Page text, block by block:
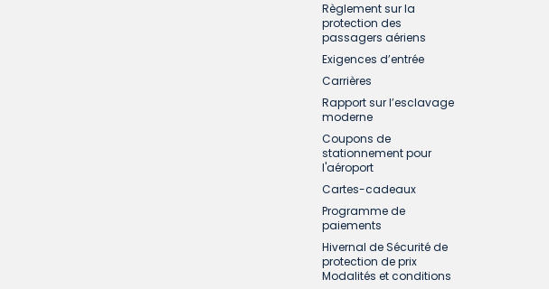
Règlement sur la
protection des
passagers aériens
Exigences d’entrée
Carrières
Rapport sur l’esclavage
moderne
Coupons de
stationnement pour
l'aéroport
Cartes-cadeaux
Programme de
paiements
Hivernal de Sécurité de
protection de prix
Modalités et conditions